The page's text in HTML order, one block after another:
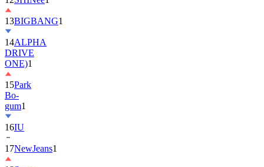
13BIGBANG1
14ALPHA
DRIVE
ONE)1
15Park
Bo-
gum1
16IU
17NewJeans1